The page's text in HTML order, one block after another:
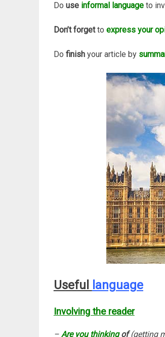
Do use informal languageto
Don’t forgetto express your
Do finish your article by
Useful language
Involving the reader
– Are you thinkingof(getting